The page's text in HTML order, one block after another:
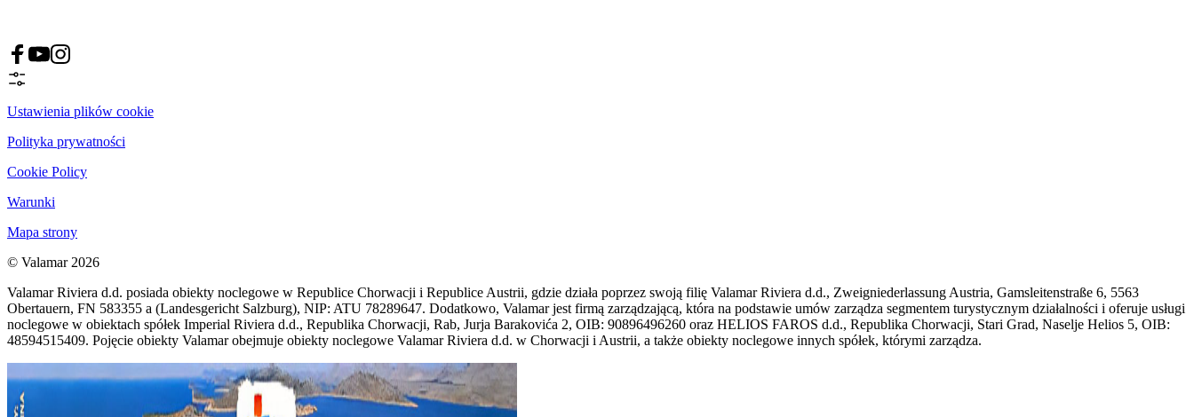
Ustawienia plików cookie
Polityka prywatności
Cookie Policy
Warunki
Mapa strony
© Valamar 2026
Valamar Riviera d.d. posiada obiekty noclegowe w Republice Chorwacji i Republice Austrii, gdzie działa poprzez swoją filię Valamar Riviera d.d., Zweigniederlassung Austria, Gamsleitenstraße 6, 5563
Obertauern, FN 583355 a (Landesgericht Salzburg), NIP: ATU 78289647. Dodatkowo, Valamar jest firmą zarządzającą, która na podstawie umów zarządza segmentem turystycznym działalności i oferuje usługi
noclegowe w obiektach spółek Imperial Riviera d.d., Republika Chorwacji, Rab, Jurja Barakovića 2, OIB: 90896496260 oraz HELIOS FAROS d.d., Republika Chorwacji, Stari Grad, Naselje Helios 5, OIB:
48594515409. Pojęcie obiekty Valamar obejmuje obiekty noclegowe Valamar Riviera d.d. w Chorwacji i Austrii, a także obiekty noclegowe innych spółek, którymi zarządza.